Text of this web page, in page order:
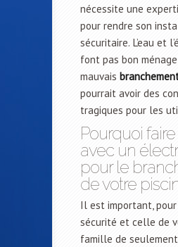
nécessite une
pour rendre son
sécuritaire. L’eau et
font pas bon
mauvais
pourrait avoir des
tragiques pour les
Pourquoi
avec un
pour le
de votre
Il est important,
sécurité et celle de
famille de